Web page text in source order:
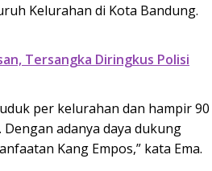
Kelurahan di Kota Bandung.
Tersangka Diringkus Polisi
per kelurahan dan hampir 90
adanya daya dukung
Kang Empos,” kata Ema.